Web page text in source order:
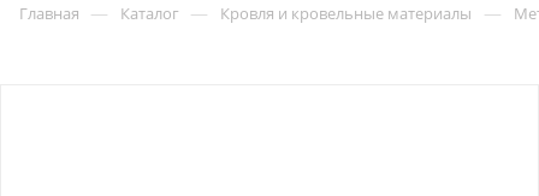
Главная — Каталог — Кровля и кровельные материалы —